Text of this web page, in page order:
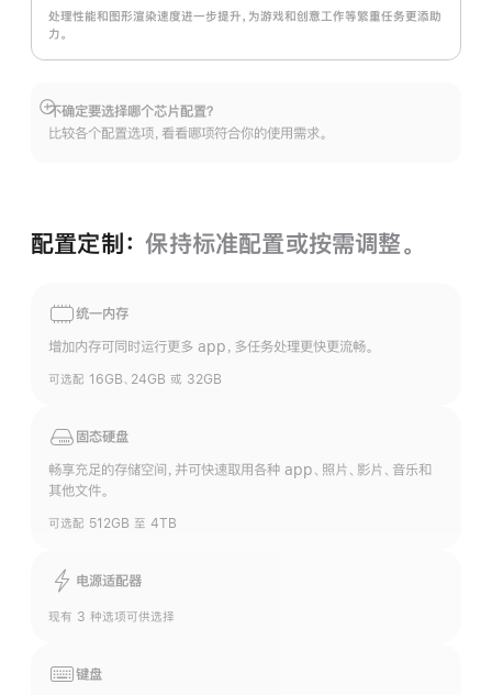
处理性能和图形渲染速度进一步提升，为游戏和创意工作等繁重任务更添助
力。
不确定要选择哪个芯片配置？
比较各个配置选项，看看哪项符合你的使用需求。
展
开
配置定制：保持标准配置或按需调整。
统一内存
增加内存可同时运行更多 app，多任务处理更快更流畅。
可选配 16GB、24GB 或 32GB
固态硬盘
畅享充足的存储空间，并可快速取用各种 app、照片、影片、音乐和
其他文件。
可选配 512GB 至 4TB
电源适配器
现有 3 种选项可供选择
键盘